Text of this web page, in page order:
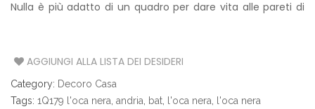
Nulla è più adatto di un quadro per dare vita alle pareti di
AGGIUNGI ALLA LISTA DEI DESIDERI
Category: Decoro Casa
Tags: 1Q179 l'oca nera andria bat l'oca nera
l'oca nera